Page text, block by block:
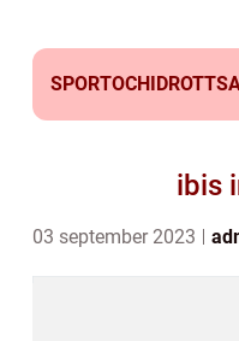
ibis
03 september 2023